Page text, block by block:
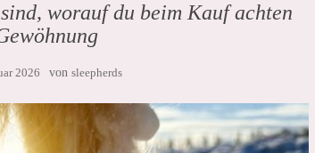
worauf du beim Kauf achten
2026 vonsleepherds